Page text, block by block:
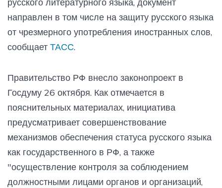
направлен в том числе на защиту русского языка
от чрезмерного употребления иностранных слов,
сообщает ТАСС.
Правительство РФ внесло законопроект в
Госдуму 26 октября. Как отмечается в
пояснительных материалах, инициатива
предусматривает совершенствование
механизмов обеспечения статуса русского языка
как государственного в РФ, а также
"осуществление контроля за соблюдением
должностными лицами органов и организаций,